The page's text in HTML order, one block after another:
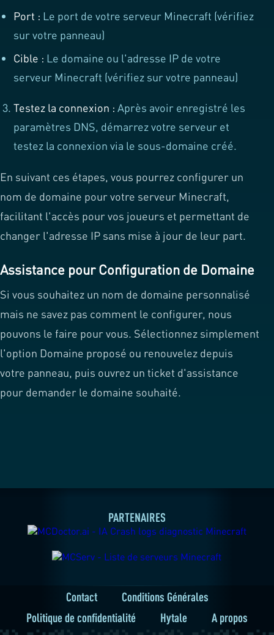
Port : Le port de votre serveur Minecraft (vérifiez
sur votre panneau)
Cible : Le domaine ou l'adresse IP de votre
serveur Minecraft (vérifiez sur votre panneau)
Testez la connexion : Après avoir enregistré les
paramètres DNS, démarrez votre serveur et
testez la connexion via le sous-domaine créé.
En suivant ces étapes, vous pourrez configurer un
nom de domaine pour votre serveur Minecraft,
facilitant l'accès pour vos joueurs et permettant de
changer l'adresse IP sans mise à jour de leur part.
Assistance pour Configuration de Domaine
Si vous souhaitez un nom de domaine personnalisé
mais ne savez pas comment le configurer, nous
pouvons le faire pour vous. Sélectionnez simplement
l'option Domaine proposé ou renouvelez depuis
votre panneau, puis ouvrez un ticket d'assistance
pour demander le domaine souhaité.
PARTENAIRES
Contact
Conditions Générales
Politique de confidentialité
Hytale A propos